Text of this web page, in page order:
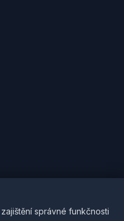
údajůCookies
správné funkčnosti